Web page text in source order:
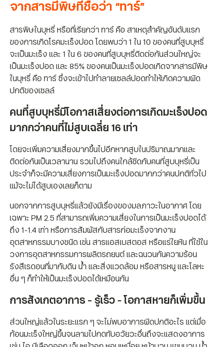
จากสารมีพิษที่ชื่อว่า “ทาร์”
สารพิษในบุหรี่ หรือที่เรียกว่า ทาร์ คือ สาเหตุสำคัญอันดับแรก
ของการเกิดโรคมะเร็งปอด โดยพบว่า 1 ใน 10 ของคนที่สูบบุหรี่
จะเป็นมะเร็ง และ 1 ใน 6 ของคนที่สูบบุหรี่ติดต่อกันส่วนใหญ่จะ
เป็นมะเร็งปอด และ 85% ของคนเป็นมะเร็งปอดเกิดจากสารมีพิษ
ในบุหรี่ คือ ทาร์ ซึ่งจะเข้าไปทำลายเซลล์ปอดทำให้เกิดความผิด
ปกติของเซลล์
คนที่สูบบุหรี่มีโอกาสเสี่ยงต่อการเกิดมะเร็งปอด
มากกว่าคนที่ไม่สูบเฉลี่ย 16 เท่า
โดยจะเพิ่มความเสี่ยงมากขึ้นไปอีกหากสูบในปริมาณมากและ
ติดต่อกันเป็นเวลานาน รวมไปถึงคนใกล้ชิดกับคนที่สูบบุหรี่เป็น
ประจำก็จะมีความเสี่ยงการเป็นมะเร็งปอดมากกว่าคนปกติทั่วไป
แม้จะไม่ได้สูบเองเลยก็ตาม
นอกจากการสูบบุหรี่แล้วยังมีเรื่องของมลภาวะในอากาศ โดย
เฉพาะ PM 2.5 ที่สามารถเพิ่มความเสี่ยงในการเป็นมะเร็งปอดได้
ถึง 1-1.4 เท่า หรือการสัมผัสกับสารก่อมะเร็งจากงาน
อุตสาหกรรมบางชนิด เช่น สารแอสเบสตอส หรือแร่ใยหิน ที่ใช้ใน
วงการอุตสาหกรรมการผลิตรถยนต์ และฉนวนกันความร้อน
รังสีเรดอนที่มากับดิน น้ำ และสิ่งแวดล้อม หรือสารหนู และโลหะ
อื่น ๆ ก็ทำให้เป็นมะเร็งปอดได้เหมือนกัน
การสังเกตอาการ - รู้เร็ว - โอกาสหายก็เพิ่มขึ้น
ส่วนใหญ่แล้วในระยะแรก ๆ จะไม่พบอาการผิดปกติอะไร แต่เมื่อ
ก้อนมะเร็งใหญ่ขึ้นจนลามไปกดทับอวัยวะอื่นถึงจะแสดงอาการ